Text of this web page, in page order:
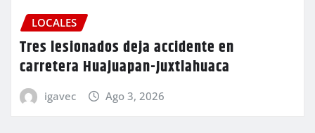
LOCALES
Tres lesionados deja accidente en
carretera Huajuapan-Juxtlahuaca
igavec Ago 3, 2026